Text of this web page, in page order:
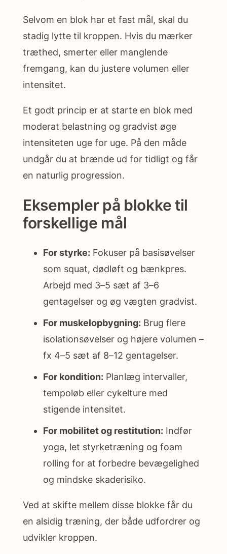
Selvom en blok har et fast mål, skal du
stadig lytte til kroppen. Hvis du mærker
træthed, smerter eller manglende
fremgang, kan du justere volumen eller
intensitet.
Et godt princip er at starte en blok med
moderat belastning og gradvist øge
intensiteten uge for uge. På den måde
undgår du at brænde ud for tidligt og får
en naturlig progression.
Eksempler på blokke til
forskellige mål
For styrke: Fokuser på basisøvelser
som squat, dødløft og bænkpres.
Arbejd med 3–5 sæt af 3–6
gentagelser og øg vægten gradvist.
For muskelopbygning: Brug flere
isolationsøvelser og højere volumen –
fx 4–5 sæt af 8–12 gentagelser.
For kondition: Planlæg intervaller,
tempoløb eller cykelture med
stigende intensitet.
For mobilitet og restitution: Indfør
yoga, let styrketræning og foam
rolling for at forbedre bevægelighed
og mindske skaderisiko.
Ved at skifte mellem disse blokke får du
en alsidig træning, der både udfordrer og
udvikler kroppen.